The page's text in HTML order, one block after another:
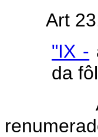
Art
"IX -
da